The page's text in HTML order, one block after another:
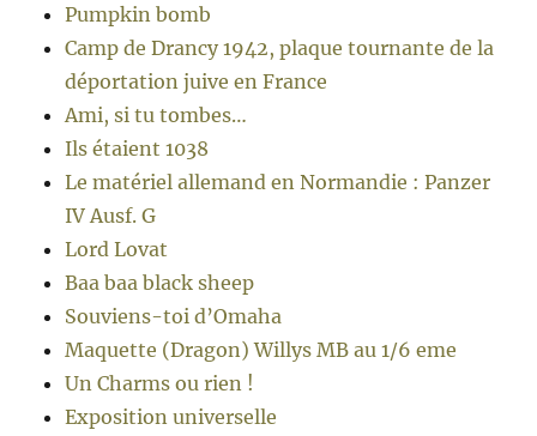
Pumpkin bomb
Camp de Drancy 1942, plaque tournante de la
déportation juive en France
Ami, si tu tombes…
Ils étaient 1038
Le matériel allemand en Normandie : Panzer
IV Ausf. G
Lord Lovat
Baa baa black sheep
Souviens-toi d’Omaha
Maquette (Dragon) Willys MB au 1/6 eme
Un Charms ou rien !
Exposition universelle